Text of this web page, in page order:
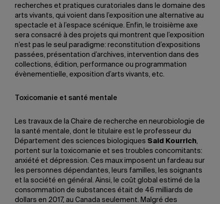
recherches et pratiques curatoriales dans le domaine des
arts vivants, qui voient dans l’exposition une alternative au
spectacle et à l’espace scénique. Enfin, le troisième axe
sera consacré à des projets qui montrent que l’exposition
n’est pas le seul paradigme: reconstitution d’expositions
passées, présentation d’archives, intervention dans des
collections, édition, performance ou programmation
évènementielle, exposition d’arts vivants, etc.
Toxicomanie et santé mentale
Les travaux de la Chaire de recherche en neurobiologie de
la santé mentale, dont le titulaire est le professeur du
Département des sciences biologiques Said Kourrich,
portent sur la toxicomanie et ses troubles concomitants:
anxiété et dépression. Ces maux imposent un fardeau sur
les personnes dépendantes, leurs familles, les soignants
et la société en général. Ainsi, le coût global estimé de la
consommation de substances était de 46 milliards de
dollars en 2017, au Canada seulement. Malgré des